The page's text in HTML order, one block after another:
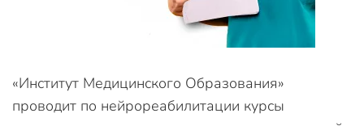
«Институт Медицинского Образования»
проводит по нейрореабилитации курсы